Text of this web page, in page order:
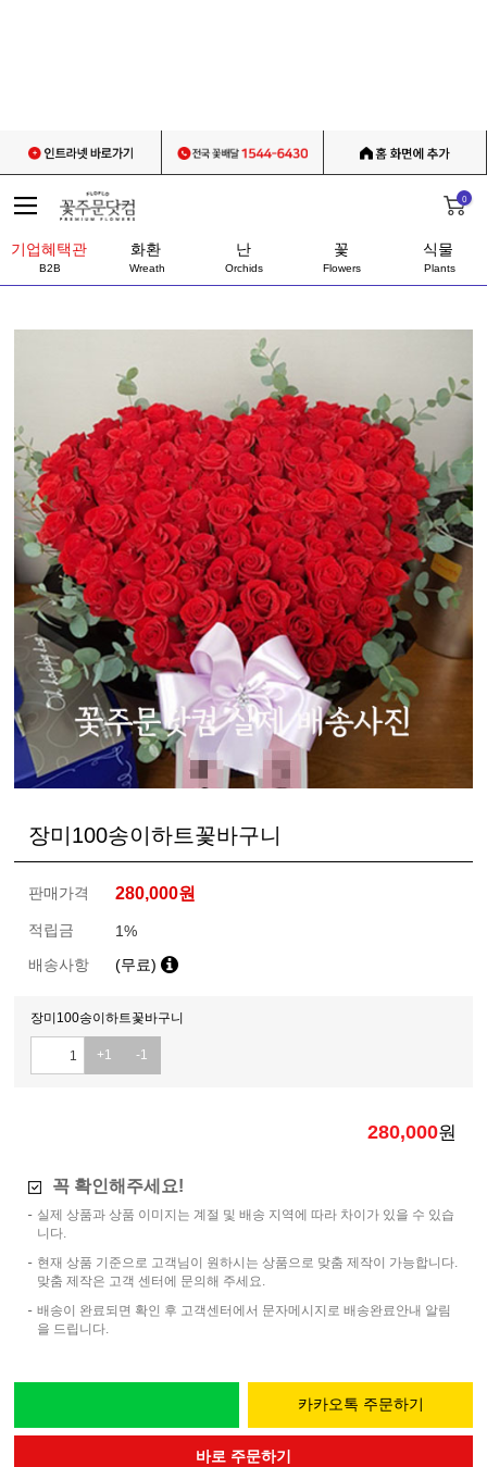
0
기업혜택관
B2B
화환
Wreath
난
Orchids
꽃
Flowers
식물
Plants
장미100송이하트꽃바구니
판매가격 280,000원
적립금
1%
배송사항
(무료)
장미100송이하트꽃바구니
+1 -1
280,000원
꼭 확인해주세요!
실제 상품과 상품 이미지는 계절 및 배송 지역에 따라 차이가 있을 수 있습
니다.
현재 상품 기준으로 고객님이 원하시는 상품으로 맞춤 제작이 가능합니다.
맞춤 제작은 고객 센터에 문의해 주세요.
배송이 완료되면 확인 후 고객센터에서 문자메시지로 배송완료안내 알림
을 드립니다.
카카오톡 주문하기
바로 주문하기